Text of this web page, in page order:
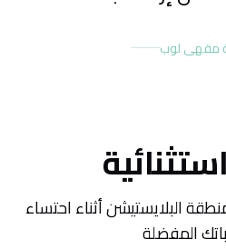
مقهى لوب
البلايستيشن أثناء احتساء
المفضلة